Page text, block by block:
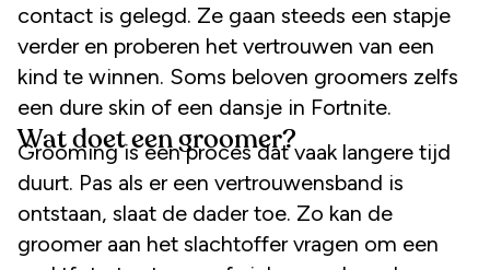
contact is gelegd. Ze gaan steeds een stapje
verder en proberen het vertrouwen van een
kind te winnen. Soms beloven groomers zelfs
een dure skin of een dansje in Fortnite.
Wat doet een groomer?
Grooming is een proces dat vaak langere tijd
duurt. Pas als er een vertrouwensband is
ontstaan, slaat de dader toe. Zo kan de
groomer aan het slachtoffer vragen om een